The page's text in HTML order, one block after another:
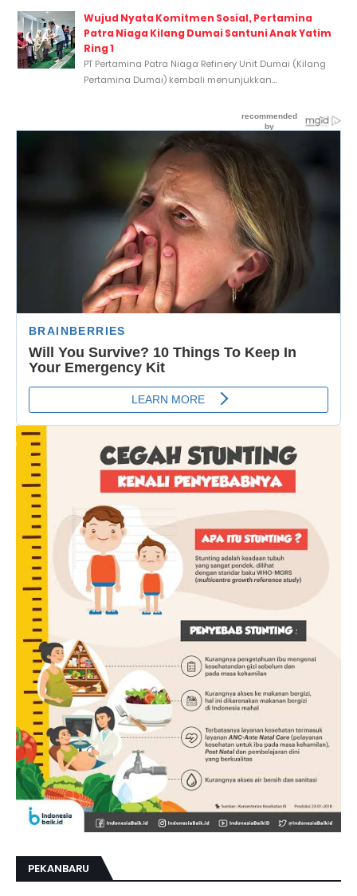
Wujud Nyata Komitmen Sosial, Pertamina
Patra Niaga Kilang Dumai Santuni Anak Yatim
Ring 1
PT Pertamina Patra Niaga Refinery Unit Dumai (Kilang
Pertamina Dumai) kembali menunjukkan...
PEKANBARU